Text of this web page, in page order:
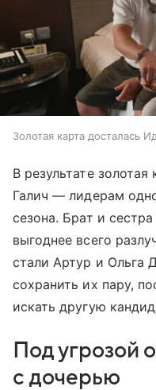
Золотая карта досталась
В результате
Галич — лидерам
сезона. Брат и
выгоднее всего
стали Артур и Ольга
сохранить их пару,
искать другую
Под угрозой
с дочерью